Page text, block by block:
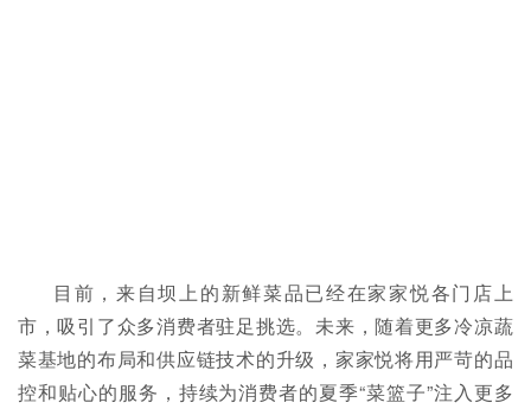
目前，来自坝上的新鲜菜品已经在家家悦各门店上
市，吸引了众多消费者驻足挑选。未来，随着更多冷凉蔬
菜基地的布局和供应链技术的升级，家家悦将用严苛的品
控和贴心的服务，持续为消费者的夏季“菜篮子”注入更多